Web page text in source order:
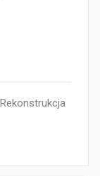
Rekonstrukcja